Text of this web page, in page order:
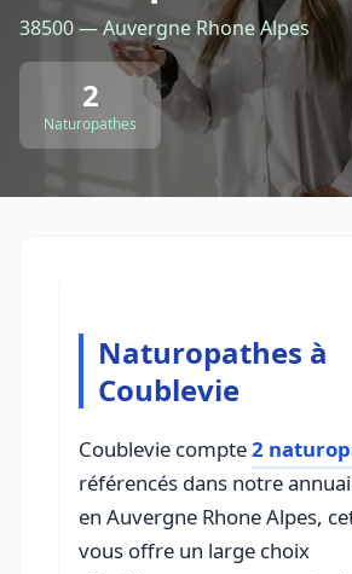
38500 — Auvergne Rhone Alpes
2
Naturopathes
Naturopathes à
Coublevie
Coublevie compte2
référencés dans notre
en Auvergne Rhone Alpes,
vous offre un large choix